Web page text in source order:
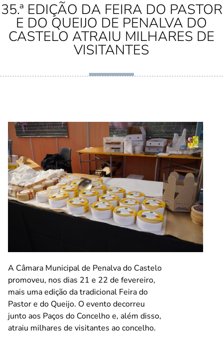
35.ª EDIÇÃO DA FEIRA DO PASTOR
E DO QUEIJO DE PENALVA DO
CASTELO ATRAIU MILHARES DE
VISITANTES
A Câmara Municipal de Penalva do Castelo
promoveu, nos dias 21 e 22 de fevereiro,
mais uma edição da tradicional Feira do
Pastor e do Queijo. O evento decorreu
junto aos Paços do Concelho e, além disso,
atraiu milhares de visitantes ao concelho.